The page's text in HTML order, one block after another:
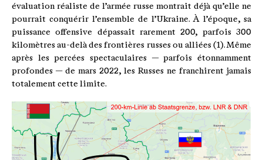
évaluation réaliste de l’armée russe montrait déjà qu’elle ne
pourrait conquérir l’ensemble de l’Ukraine. À l’époque, sa
puissance offensive dépassait rarement 200, parfois 300
kilomètres au-delà des frontières russes ou alliées (1). Même
après les percées spectaculaires — parfois étonnamment
profondes — de mars 2022, les Russes ne franchirent jamais
totalement cette limite.